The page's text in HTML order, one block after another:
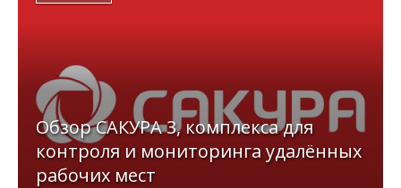
Обзор САКУРА 3, комплекса для
контроля и мониторинга удалённых
рабочих мест